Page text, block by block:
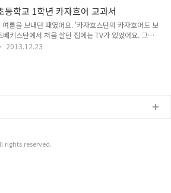
사에서 출판하고 있어요. 일단 시작은 자신의 가족 말
자흐어 인사와 가족에 관한 질문과 대답이지요. 카
다. 튀르크어족의 문법과 한국어 문법과의 매우 큰 차
는 '명사수식법'이라는 것이 있다는 점이에요. 튀르
뒤에 인칭과 수를 나타내는..
등학교 1학년 카자흐어 교과서
름을 보내던 때였어요. '카자흐스탄의 카자흐어도 보
키스탄에서 처음 살던 집에는 TV가 있었어요. 그래
었는데, 타슈켄트가 카자흐스탄과 매우 가까운 곳이
베크어를 공부하고 있던 제 귀..
2013.12.23
rights reserved.